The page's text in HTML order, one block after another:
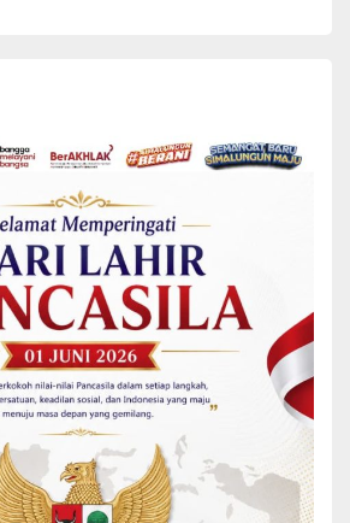
akan dicapai meliputi pembukaan jalan
pengerjaan parit kiri-kanan jalan,
telfort, pembangunan sumur bor 5 titik,
Layak Huni (RTLH) 5 titik, Ketahanan
penanganan stunting 100 orang,
batang, dan pembangunan Mandi Cuci
non-fisik mencakup sosialisasi Wawasan
bela negara, hukum, kantor masyarakat
bahaya narkoba. penyuluhan pertanian,
dan kesehatan, serta pelayanan
dan Penyelenggaraan Tenaga